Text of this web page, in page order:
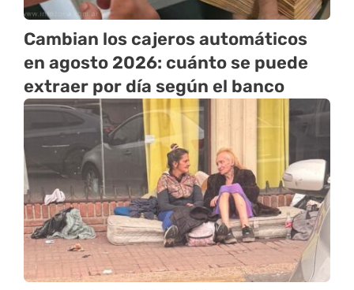
Cambian los cajeros automáticos
en agosto 2026: cuánto se puede
extraer por día según el banco